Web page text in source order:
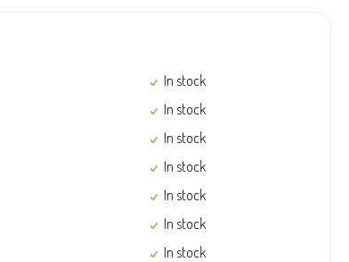
In stock
In stock
In stock
In stock
In stock
In stock
In stock